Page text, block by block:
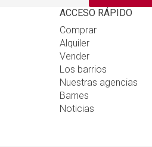
ACCESO RÁPIDO
Comprar
Alquiler
Vender
Los barrios
Nuestras agencias
Barnes
Noticias